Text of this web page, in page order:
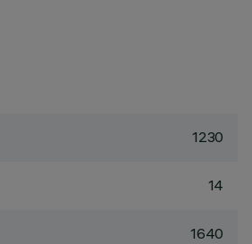
1230
14
1640